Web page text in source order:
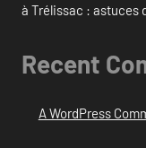
à Trélissac : astuces
Recent
A WordPress